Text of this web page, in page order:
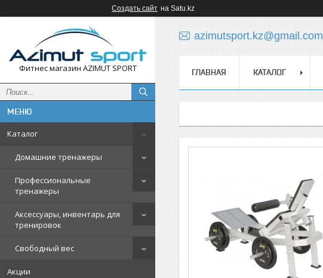
Создать сайт на Satu.kz
Фитнес магазин AZIMUT SPORT
Каталог
Домашние тренажеры
Профессиональные
тренажеры
Аксессуары, инвентарь для
тренировок
Свободный вес
Акции
azimutsport.kz@gmail.com
ГЛАВНАЯ КАТАЛОГ